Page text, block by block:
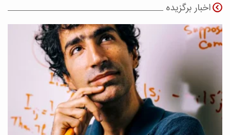
اخبار برگزیده